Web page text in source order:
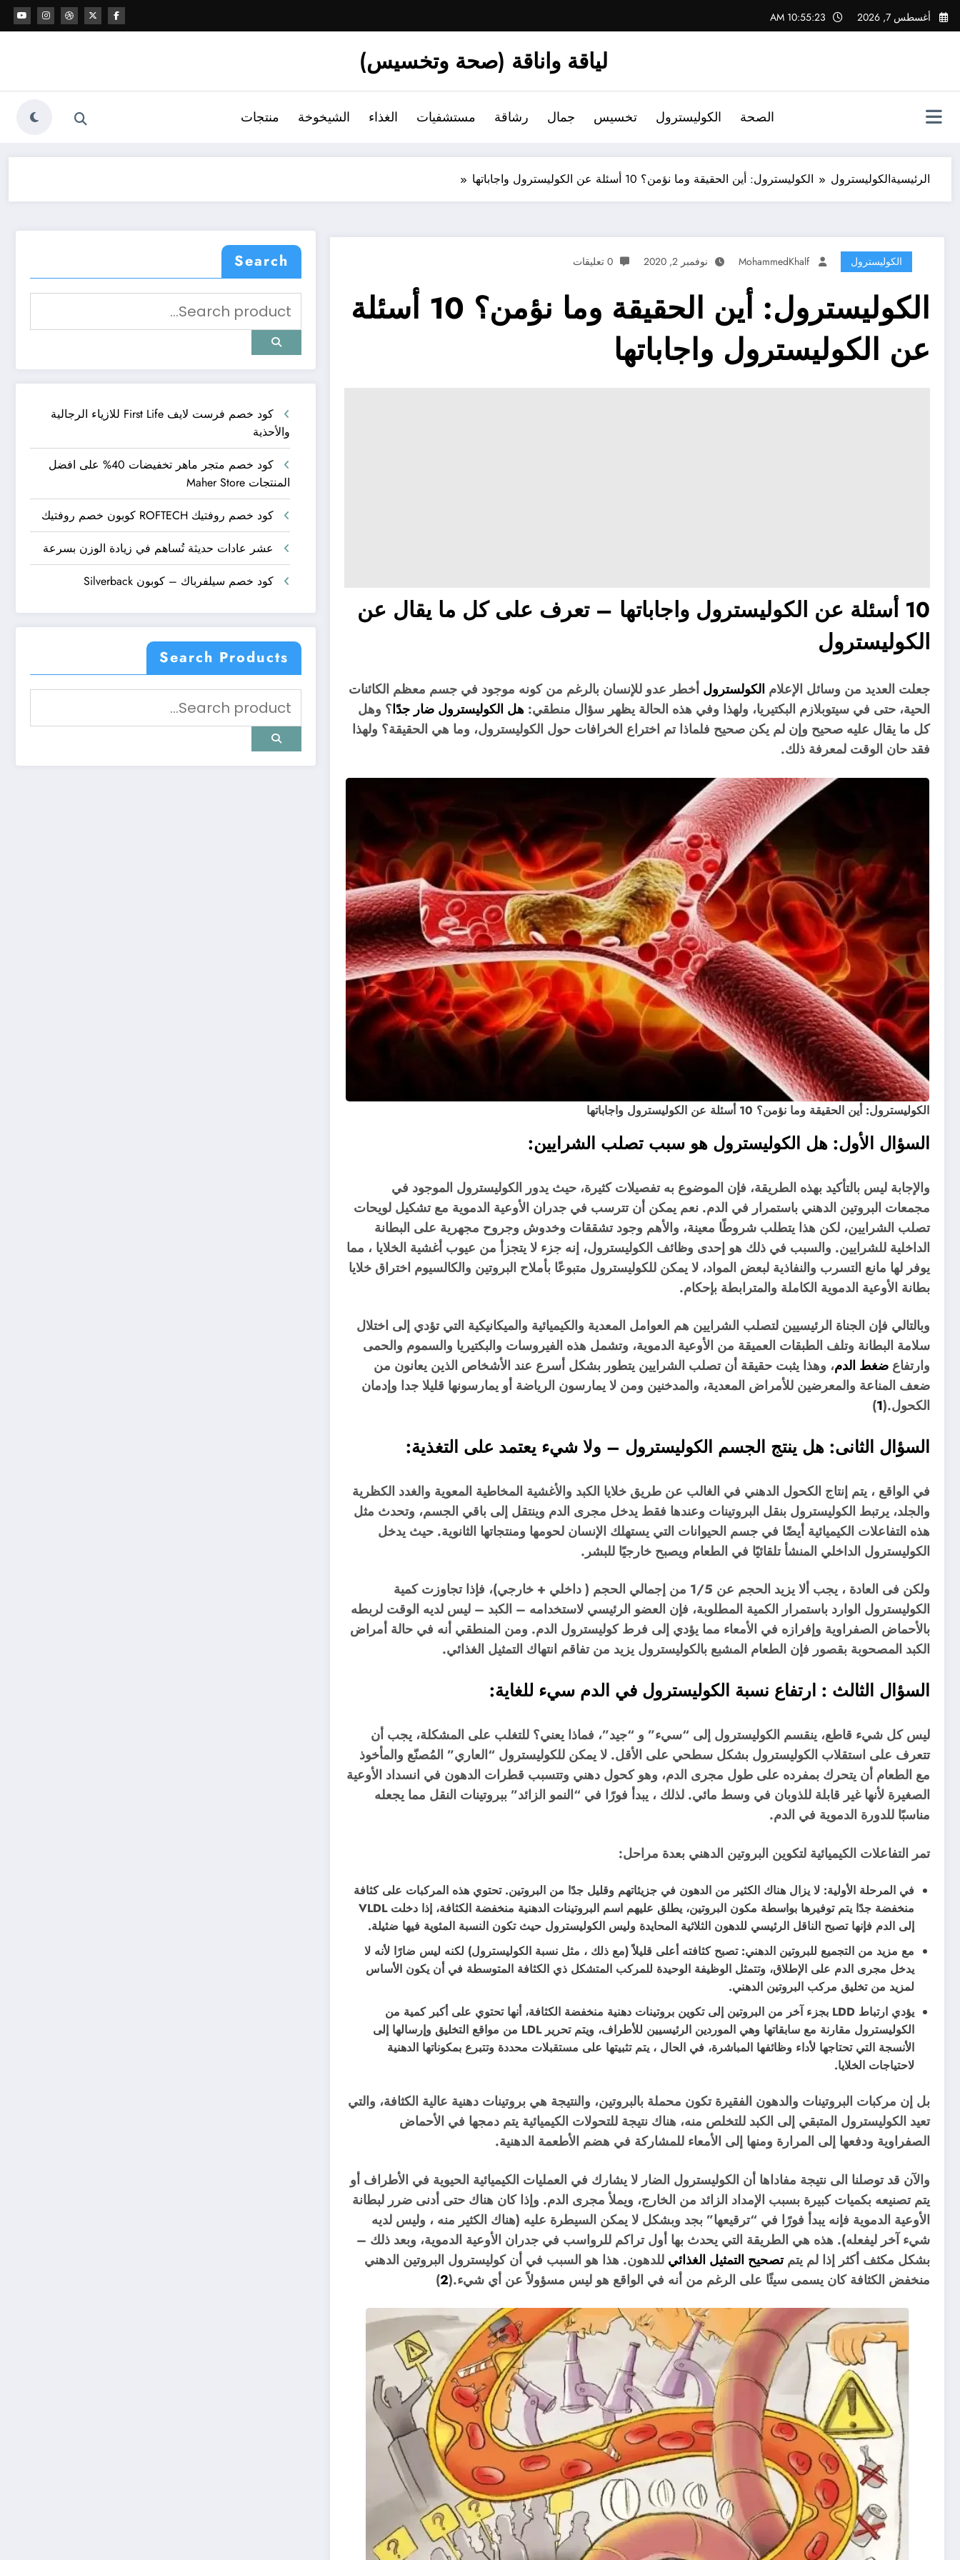
التجاوز
إلى
أغسطس 7, 2026 10:55:24 AM
لياقة واناقة (صحة وتخسيس)
الصحة الكوليسترول تخسيس جمال رشاقة مستشفيات الغذاء الشيخوخة منتجات
الرئيسيةالكوليسترول الكوليسترول: أين الحقيقة وما نؤمن؟ 10 أسئلة عن الكوليسترول واجاباتها
الكوليسترول MohammedKhalf نوفمبر 2, 2020 0 تعليقات
الكوليسترول: أين الحقيقة وما نؤمن؟ 10 أسئلة
عن الكوليسترول واجاباتها
10 أسئلة عن الكوليسترول واجاباتها – تعرف على
كل ما يقال عن
الكوليسترول
جعلت العديد من وسائل الإعلام الكولسترول أخطر عدو للإنسان بالرغم من كونه موجود في جسم معظم الكائنات
الحية، حتى في سيتوبلازم البكتيريا، ولهذا وفي هذه الحالة يظهر سؤال منطقي: هل الكوليسترول ضار جدًا؟ وهل
كل ما يقال عليه صحيح وإن لم يكن صحيح فلماذا تم اختراع الخرافات حول الكوليسترول، وما هي الحقيقة؟ ولهذا
فقد حان الوقت لمعرفة ذلك.
الكوليسترول: أين الحقيقة وما نؤمن؟ 10 أسئلة عن الكوليسترول واجاباتها
السؤال الأول: هل الكوليسترول هو سبب تصلب الشرايين:
والإجابة ليس بالتأكيد بهذه الطريقة، فإن الموضوع به تفصيلات كثيرة، حيث يدور الكوليسترول الموجود في
مجمعات البروتين الدهني باستمرار في الدم. نعم يمكن أن تترسب في جدران الأوعية الدموية مع تشكيل لويحات
تصلب الشرايين، لكن هذا يتطلب شروطًا معينة، والأهم وجود تشققات وخدوش وجروح مجهرية على البطانة
الداخلية للشرايين. والسبب في ذلك هو إحدى وظائف الكوليسترول، إنه جزء لا يتجزأ من عيوب أغشية الخلايا ، مما
يوفر لها مانع التسرب والنفاذية لبعض المواد، لا يمكن للكوليسترول متبوعًا بأملاح البروتين والكالسيوم اختراق خلايا
بطانة الأوعية الدموية الكاملة والمترابطة بإحكام.
وبالتالي فإن الجناة الرئيسيين لتصلب الشرايين هم العوامل المعدية والكيميائية والميكانيكية التي تؤدي إلى اختلال
سلامة البطانة وتلف الطبقات العميقة من الأوعية الدموية، وتشمل هذه الفيروسات والبكتيريا والسموم والحمى
وارتفاع ضغط الدم، وهذا يثبت حقيقة أن تصلب الشرايين يتطور بشكل أسرع عند الأشخاص الذين يعانون من
ضعف المناعة والمعرضين للأمراض المعدية، والمدخنين ومن لا يمارسون الرياضة أو يمارسونها قليلا جدا وإدمان
الكحول.(1
)
السؤال الثانى: هل ينتج الجسم الكوليسترول – ولا شيء يعتمد على التغذية:
في الواقع ، يتم إنتاج الكحول الدهني في الغالب عن طريق خلايا الكبد والأغشية المخاطية المعوية والغدد الكظرية
والجلد، يرتبط الكوليسترول بنقل البروتينات وعندها فقط يدخل مجرى الدم وينتقل إلى باقي الجسم، وتحدث مثل
هذه التفاعلات الكيميائية أيضًا في جسم الحيوانات التي يستهلك الإنسان لحومها ومنتجاتها الثانوية. حيث يدخل
الكوليسترول الداخلي المنشأ تلقائيًا في الطعام ويصبح خارجيًا للبشر.
ولكن فى العادة ، يجب ألا يزيد الحجم عن 1/5 من إجمالي الحجم ( داخلي + خارجي)، فإذا تجاوزت كمية
الكوليسترول الوارد باستمرار الكمية المطلوبة، فإن العضو الرئيسي لاستخدامه – الكبد – ليس لديه الوقت لربطه
بالأحماض الصفراوية وإفرازه في الأمعاء مما يؤدي إلى فرط كوليسترول الدم. ومن المنطقي أنه في حالة أمراض
الكبد المصحوبة بقصور فإن الطعام المشبع بالكوليسترول يزيد من تفاقم انتهاك التمثيل الغذائي.
السؤال الثالث : ارتفاع نسبة الكوليسترول في الدم سيء للغاية:
ليس كل شيء قاطع، ينقسم الكوليسترول إلى “سيء” و “جيد”، فماذا يعني؟ للتغلب على المشكلة، يجب أن
تتعرف على استقلاب الكوليسترول بشكل سطحي على الأقل. لا يمكن للكوليسترول “العاري” المُصنّع والمأخوذ
مع الطعام أن يتحرك بمفرده على طول مجرى الدم، وهو كحول دهني وتتسبب قطرات الدهون في انسداد الأوعية
الصغيرة لأنها غير قابلة للذوبان في وسط مائي. لذلك ، يبدأ فورًا في “النمو الزائد” ببروتينات النقل مما يجعله
مناسبًا للدورة الدموية في الدم.
تمر التفاعلات الكيميائية لتكوين البروتين الدهني بعدة مراحل:
في المرحلة الأولية: لا يزال هناك الكثير من الدهون في جزيئاتهم وقليل جدًا من البروتين. تحتوي هذه المركبات على كثافة
منخفضة جدًا يتم توفيرها بواسطة مكون البروتين، يطلق عليهم اسم البروتينات الدهنية منخفضة الكثافة، إذا دخلت VLDL
إلى الدم فإنها تصبح الناقل الرئيسي للدهون الثلاثية المحايدة وليس الكوليسترول حيث تكون النسبة المئوية فيها ضئيلة.
مع مزيد من التجميع للبروتين الدهني: تصبح كثافته أعلى قليلاً (مع ذلك ، مثل نسبة الكوليسترول) لكنه ليس ضارًا لأنه لا
يدخل مجرى الدم على الإطلاق، وتتمثل الوظيفة الوحيدة للمركب المتشكل ذي الكثافة المتوسطة في أن يكون الأساس
لمزيد من تخليق مركب البروتين الدهني.
يؤدي ارتباط LDD بجزء آخر من البروتين إلى تكوين بروتينات دهنية منخفضة الكثافة، أنها تحتوي على أكبر كمية من
الكوليسترول مقارنة مع سابقاتها وهي الموردين الرئيسيين للأطراف، ويتم تحرير LDL من مواقع التخليق وإرسالها إلى
الأنسجة التي تحتاجها لأداء وظائفها المباشرة، في الحال ، يتم تثبيتها على مستقبلات محددة وتتبرع بمكوناتها الدهنية
لاحتياجات الخلايا.
بل إن مركبات البروتينات والدهون الفقيرة تكون محملة بالبروتين، والنتيجة هي بروتينات دهنية عالية الكثافة، والتي
تعيد الكوليسترول المتبقي إلى الكبد للتخلص منه، هناك نتيجة للتحولات الكيميائية يتم دمجها في الأحماض
الصفراوية ودفعها إلى المرارة ومنها إلى الأمعاء للمشاركة في هضم الأطعمة الدهنية.
والآن قد توصلنا الى نتيجة مفاداها أن الكوليسترول الضار لا يشارك في العمليات الكيميائية الحيوية في الأطراف أو
يتم تصنيعه بكميات كبيرة بسبب الإمداد الزائد من الخارج، ويملأ مجرى الدم. وإذا كان هناك حتى أدنى ضرر لبطانة
الأوعية الدموية فإنه يبدأ فورًا في “ترقيعها” بجد وبشكل لا يمكن السيطرة عليه (هناك الكثير منه ، وليس لديه
شيء آخر ليفعله). هذه هي الطريقة التي يحدث بها أول تراكم للرواسب في جدران الأوعية الدموية، وبعد ذلك –
بشكل مكثف أكثر إذا لم يتمتصحيح التمثيل الغذائي للدهون. هذا هو السبب في أن كوليسترول البروتين الدهني
منخفض الكثافة كان يسمى سيئًا على الرغم من أنه في الواقع هو ليس مسؤولاً عن أي شيء.(2
)
Search
كود خصم فرست لايف First Life للازياء الرجالية
والأحذية
كود خصم متجر ماهر تخفيضات 40% على افضل
المنتجات Maher Store
كود خصم روفتيك ROFTECH كوبون خصم روفتيك
عشر عادات حديثة تُساهم في زيادة الوزن بسرعة
كود خصم سيلفرباك – كوبون Silverback
Search Products